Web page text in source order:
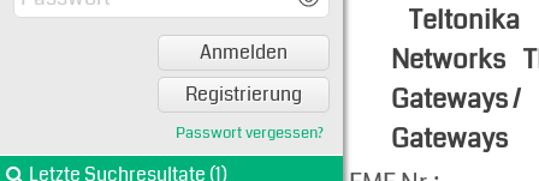
Anmelden
Registrierung
Passwort vergessen?
Letzte Suchresultate (1)
Teltonika
Networks
Gateways /
Gateways